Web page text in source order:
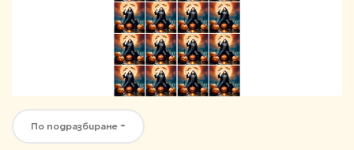
По подразбиране